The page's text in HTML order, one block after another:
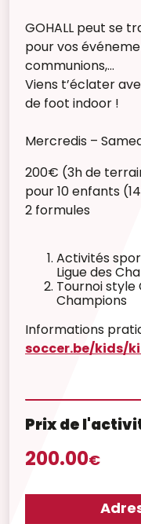
GOHALL peut se
pour vos
communions,…
Viens t’éclater
de foot indoor !
Mercredis –
200€ (3h de
pour 10 enfants
2 formules
Activités
Ligue des
Tournoi style
Champions
Informations
soccer.be/kids/
Prix de
200.00€